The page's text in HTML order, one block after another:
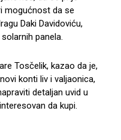
mogućnost da se
Daki Davidoviću,
panela.
Tosčelik, kazao da je,
konti liv i valjaonica,
detaljan uvid u
da kupi.